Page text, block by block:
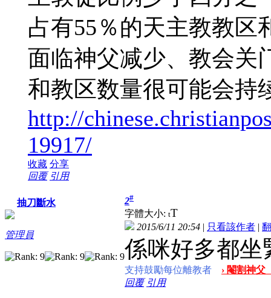
占有55％的天主教教区
面临神父减少、教会关
和教区数量很可能会持
http://
19917/
收藏 分享
回覆 引用
抽刀斷水
管理員
2#
字體大小: tT
2015/6/11 20:54 | 只看該作者 |
係咪好多都坐
支持鼓勵每位離教者
› 閹割神
回覆 引用